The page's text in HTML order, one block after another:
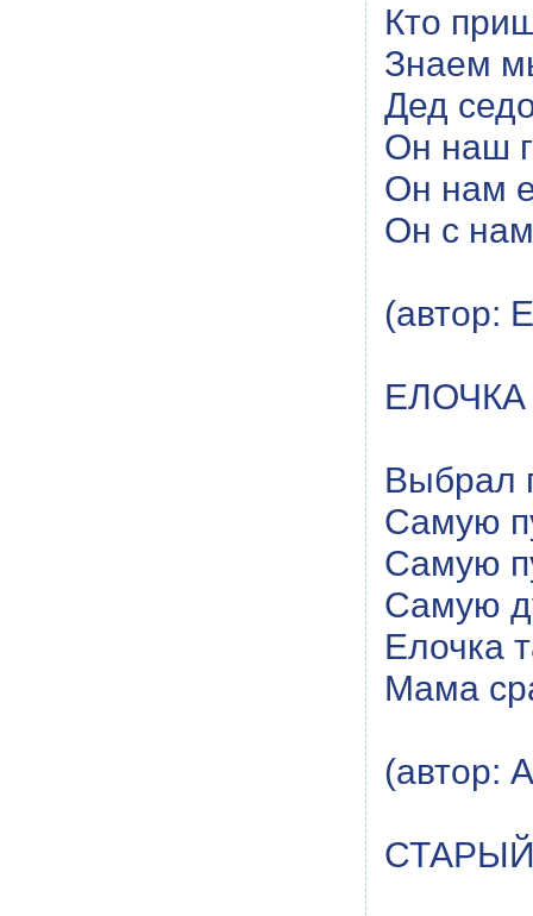
Кто
Знаем
Дед
Он наш
Он нам
Он с
(автор:
ЕЛОЧКА
Выбрал
Самую
Самую
Самую
Елочка
Мама
(автор: